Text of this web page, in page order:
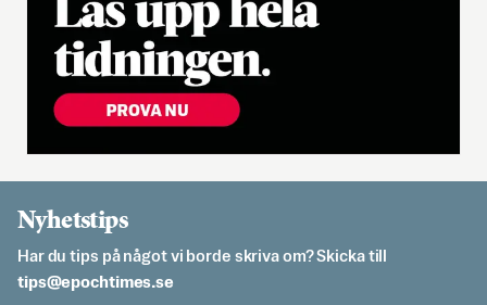
Nyhetstips
Har du tips på något vi borde skriva om? Skicka till
es.semithcope@spit